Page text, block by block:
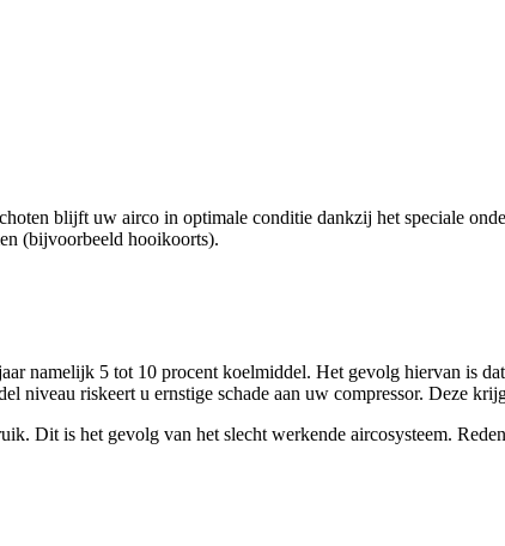
blijft uw airco in optimale conditie dankzij het speciale
(bijvoorbeeld hooikoorts).
namelijk 5 tot 10 procent koelmiddel. Het gevolg hiervan is
niveau riskeert u ernstige schade aan uw compressor. Deze
Dit is het gevolg van het slecht werkende aircosysteem.